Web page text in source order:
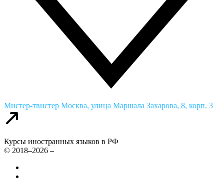
Мистер-твистер Москва, улица Маршала Захарова, 8, корп. 3
Курсы иностранных языков в РФ
© 2018–2026 –